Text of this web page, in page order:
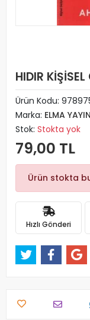
HIDIR
Ürün Kodu:
Marka: ELMA
Stok: Stokta yok
79,00 TL
Ürün stokta
Hızlı Gönderi